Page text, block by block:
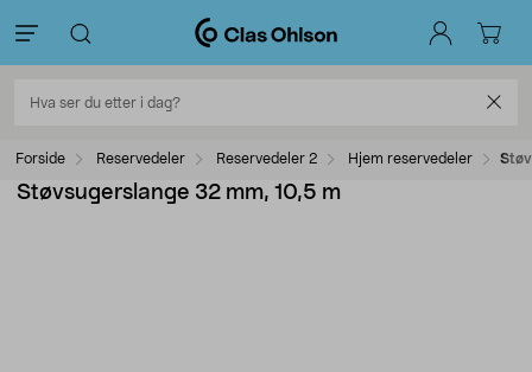
Forside Reservedeler Reservedeler 2 Hjem reservedeler
Støvsugerslange 32 mm, 10,5 m